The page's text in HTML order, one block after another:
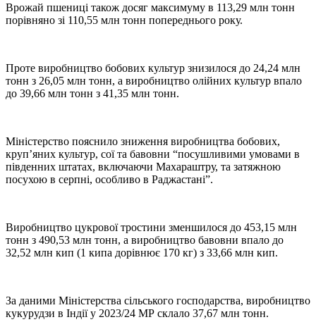
Врожай пшениці також досяг максимуму в 113,29 млн тонн
порівняно зі 110,55 млн тонн попереднього року.
Проте виробництво бобових культур знизилося до 24,24 млн
тонн з 26,05 млн тонн, а виробництво олійних культур впало
до 39,66 млн тонн з 41,35 млн тонн.
Міністерство пояснило зниження виробництва бобових,
круп’яних культур, сої та бавовни “посушливими умовами в
південних штатах, включаючи Махараштру, та затяжною
посухою в серпні, особливо в Раджастані”.
Виробництво цукрової тростини зменшилося до 453,15 млн
тонн з 490,53 млн тонн, а виробництво бавовни впало до
32,52 млн кип (1 кипа дорівнює 170 кг) з 33,66 млн кип.
За даними Міністерства сільського господарства, виробництво
кукурудзи в Індії у 2023/24 МР склало 37,67 млн тонн.